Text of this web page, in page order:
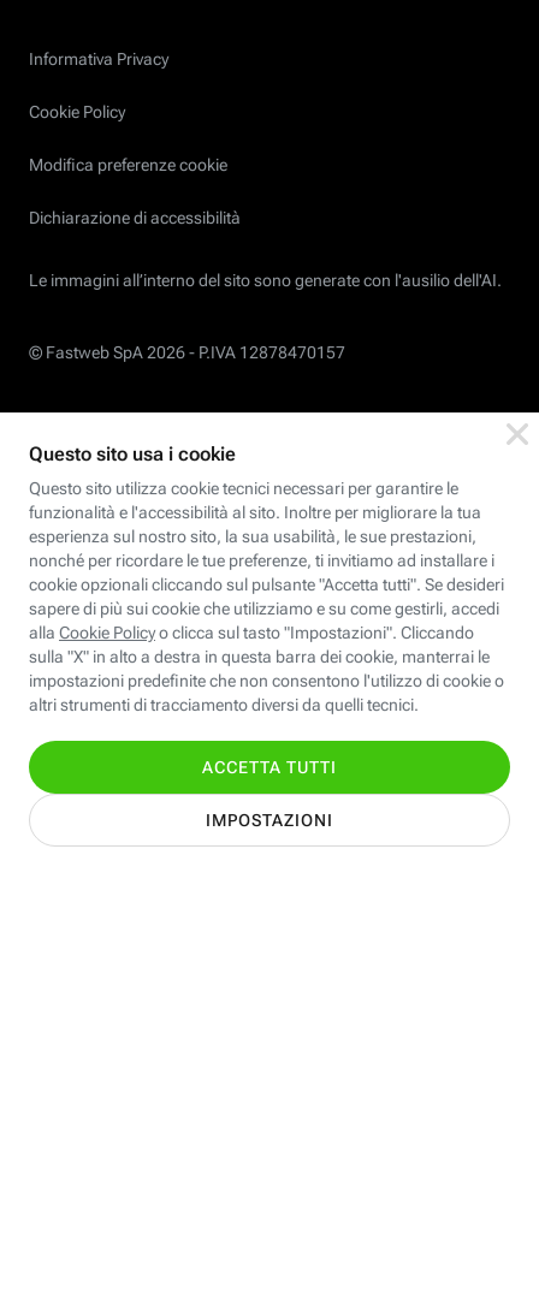
Informativa Privacy
Cookie Policy
Modifica preferenze cookie
Dichiarazione di accessibilità
Le immagini all’interno del sito sono generate con l'ausilio dell'AI.
© Fastweb SpA 2026 - P.IVA 12878470157